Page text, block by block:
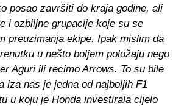
posao završiti do kraja godine, ali
i ozbiljne grupacije koje su se
preuzimanja ekipe. Ipak mislim da
u nešto boljem položaju nego
Aguri ili recimo Arrows. To su bile
iza nas je jedna od najboljih F1
u koju je Honda investirala cijelo